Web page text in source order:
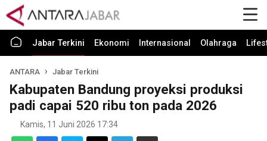
Jabar Terkini Ekonomi Internasional Olahraga
ANTARA Jabar Terkini
Kabupaten Bandung proyeksi produksi
padi capai 520 ribu ton pada 2026
Kamis, 11 Juni 2026 17:34